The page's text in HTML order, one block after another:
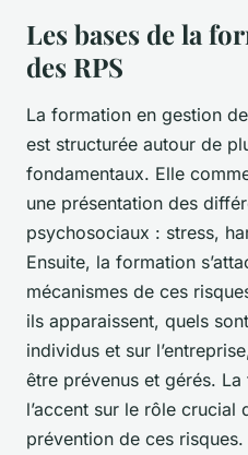
Les bases de la
des RPS
La formation en gestion
est structurée autour de
fondamentaux. Elle
une présentation des
psychosociaux : stress,
Ensuite, la formation
mécanismes de ces
ils apparaissent, quels
individus et sur
être prévenus et gérés.
l’accent sur le rôle crucial
prévention de ces